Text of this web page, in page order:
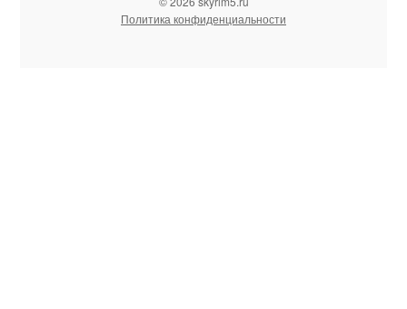
Политика конфиденциальности